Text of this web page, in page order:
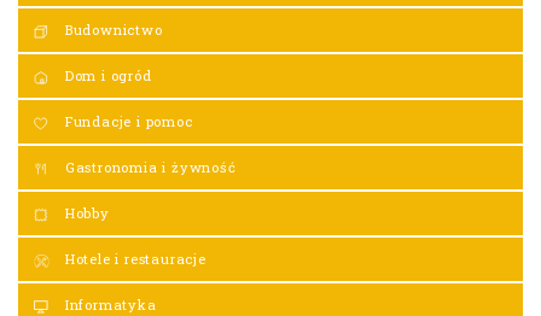
Budownictwo
Dom i ogród
Fundacje i pomoc
Gastronomia i żywność
Hobby
Hotele i restauracje
Informatyka